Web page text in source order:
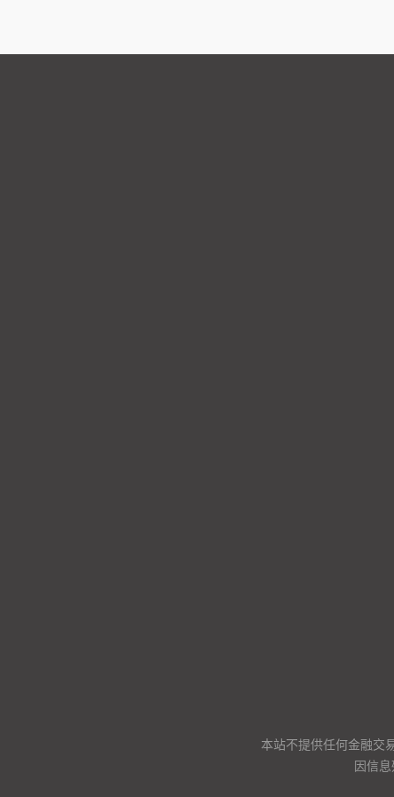
本站不提供任何金融交
因信